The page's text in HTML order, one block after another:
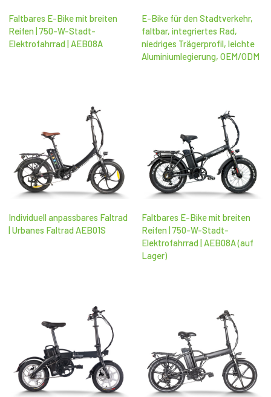
Faltbares E-Bike mit breiten
Reifen | 750-W-Stadt-
Elektrofahrrad | AEB08A
E-Bike für den Stadtverkehr,
faltbar, integriertes Rad,
niedriges Trägerprofil, leichte
Aluminiumlegierung, OEM/ODM
Individuell anpassbares Faltrad
| Urbanes Faltrad AEB01S
Faltbares E-Bike mit breiten
Reifen | 750-W-Stadt-
Elektrofahrrad | AEB08A (auf
Lager)